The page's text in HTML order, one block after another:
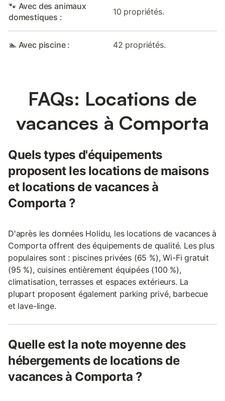
🐾 Avec des animaux
domestiques :
10 propriétés.
🏊 Avec piscine : 42 propriétés.
FAQs: Locations de
vacances à Comporta
Quels types d'équipements
proposent les locations de maisons
et locations de vacances à
Comporta ?
D'après les données Holidu, les locations de vacances à
Comporta offrent des équipements de qualité. Les plus
populaires sont : piscines privées (65 %), Wi-Fi gratuit
(95 %), cuisines entièrement équipées (100 %),
climatisation, terrasses et espaces extérieurs. La
plupart proposent également parking privé, barbecue
et lave-linge.
Quelle est la note moyenne des
hébergements de locations de
vacances à Comporta ?